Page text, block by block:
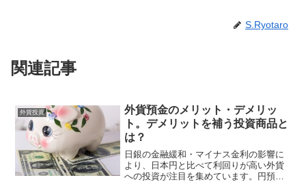
S.Ryotaro
関連記事
外貨投資
外貨預金のメリット・デメリッ
ト。デメリットを補う投資商品と
は？
日銀の金融緩和・マイナス金利の影響に
より、日本円と比べて利回りが高い外貨
への投資が注目を集めています。円預金